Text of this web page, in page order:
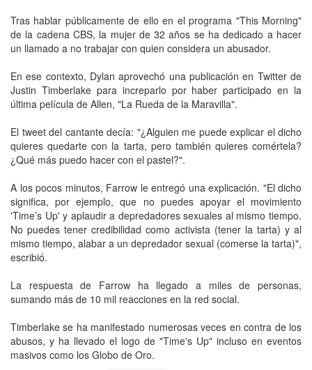
Tras hablar públicamente de ello en el programa "This Morning"
de la cadena CBS, la mujer de 32 años se ha dedicado a hacer
un llamado a no trabajar con quien considera un abusador.
En ese contexto, Dylan aprovechó una publicación en Twitter de
Justin Timberlake para increparlo por haber participado en la
última película de Allen, "La Rueda de la Maravilla".
El tweet del cantante decía: "¿Alguien me puede explicar el dicho
quieres quedarte con la tarta, pero también quieres comértela?
¿Qué más puedo hacer con el pastel?".
A los pocos minutos, Farrow le entregó una explicación. "El dicho
significa, por ejemplo, que no puedes apoyar el movimiento
'Time’s Up' y aplaudir a depredadores sexuales al mismo tiempo.
No puedes tener credibilidad como activista (tener la tarta) y al
mismo tiempo, alabar a un depredador sexual (comerse la tarta)",
escribió.
La respuesta de Farrow ha llegado a miles de personas,
sumando más de 10 mil reacciones en la red social.
Timberlake se ha manifestado numerosas veces en contra de los
abusos, y ha llevado el logo de "Time's Up" incluso en eventos
masivos como los Globo de Oro.